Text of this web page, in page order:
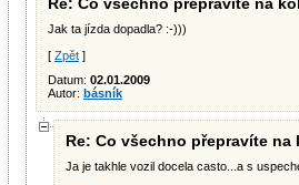
Jak ta jízda dopadla? :-)))
[ Zpět ]
Datum: 02.01.2009
Autor: básník
Re: Co všechno přepravíte na
Ja je takhle vozil docela casto...a s